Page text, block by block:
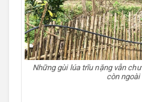
Những gùi lúa trĩu nặng vẫn
còn ngoài